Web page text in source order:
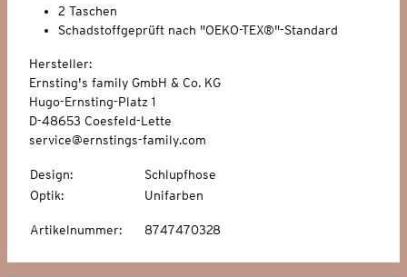
2 Taschen
Schadstoffgeprüft nach "OEKO-TEX®"-Standard
Hersteller:
Ernsting's family GmbH & Co. KG
Hugo-Ernsting-Platz 1
D-48653 Coesfeld-Lette
service@ernstings-family.com
Design:
Schlupfhose
Optik: Unifarben
Artikelnummer: 8747470328